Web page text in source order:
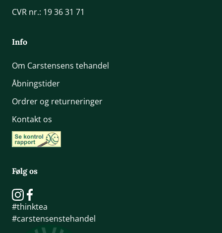
CVR nr.: 19 36 31 71
Info
Om Carstensens tehandel
Åbningstider
Ordrer og returneringer
Kontakt os
Følg os
#thinktea
#carstensenstehandel